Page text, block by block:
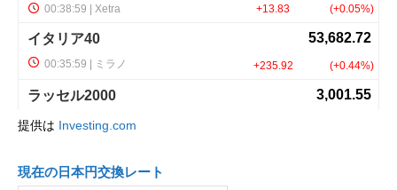
提供は Investing.com
現在の日本円交換レート